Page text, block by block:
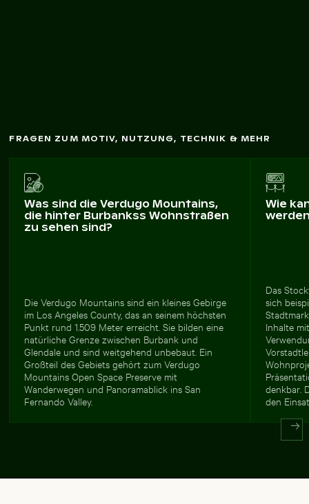
FRAGEN ZUM MOTIV, NUTZUNG, TECHNIK & MEHR
Was sind die Verdugo Mountains,
die hinter Burbankss Wohnstraßen
zu sehen sind?
Die Verdugo Mountains sind ein kleines Gebirge
im Los Angeles County, das an seinem höchsten
Punkt rund 1.509 Meter erreicht. Sie bilden eine
natürliche Grenze zwischen Burbank und
Glendale und sind weitgehend unbebaut. Ein
Großteil des Gebiets gehört zum Verdugo
Mountains Open Space Preserve mit
Wanderwegen und Panoramablick ins San
Fernando Valley.
Wie
Das
sich
Inhalte
denkbar.
den